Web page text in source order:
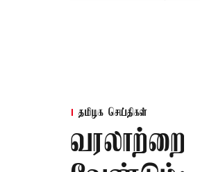
தமிழக செய்திகள்
வரலாற்றை